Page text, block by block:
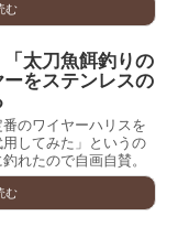
む
太刀魚餌釣りの
をステンレスの
のワイヤーハリスを
用してみた」というの
れたので自画自賛。
む